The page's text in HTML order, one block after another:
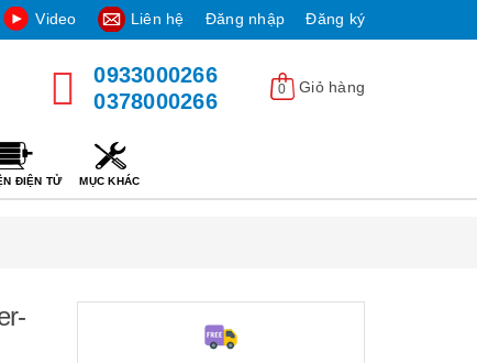
Video Liên hệ Đăng nhập Đăng ký
0933000266
0378000266
0 Giỏ hàng
ĐIỆN TỬ MỤC KHÁC